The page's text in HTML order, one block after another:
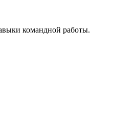
командной работы.